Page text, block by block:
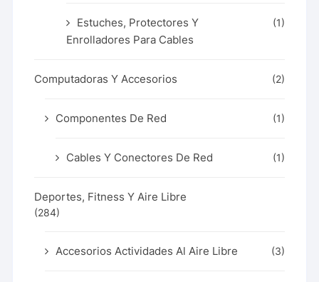
Estuches, Protectores Y
Enrolladores Para Cables
(1)
Computadoras Y Accesorios (2)
Componentes De Red (1)
Cables Y Conectores De Red (1)
Deportes, Fitness Y Aire Libre
(284)
Accesorios Actividades Al Aire Libre (3)